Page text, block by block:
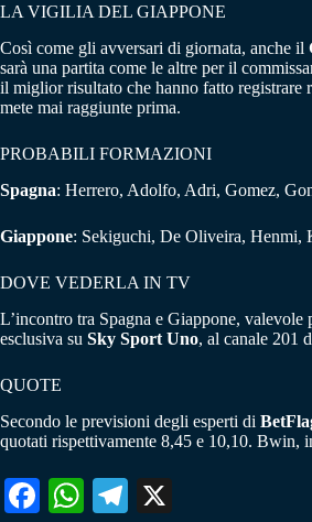
LA VIGILIA DEL GIAPPONE
Così come gli avversari di giornata, anche il
sarà una partita come le altre per il
il miglior risultato che hanno fatto
mete mai raggiunte prima.
PROBABILI FORMAZIONI
Spagna: Herrero, Adolfo, Adri, Gomez,
Giappone: Sekiguchi, De Oliveira, Henmi,
DOVE VEDERLA IN TV
L’incontro tra Spagna e Giappone,
esclusiva su Sky Sport Uno, al canale 201
QUOTE
Secondo le previsioni degli esperti di
quotati rispettivamente 8,45 e 10,10. Bwin,
Fa W
Te